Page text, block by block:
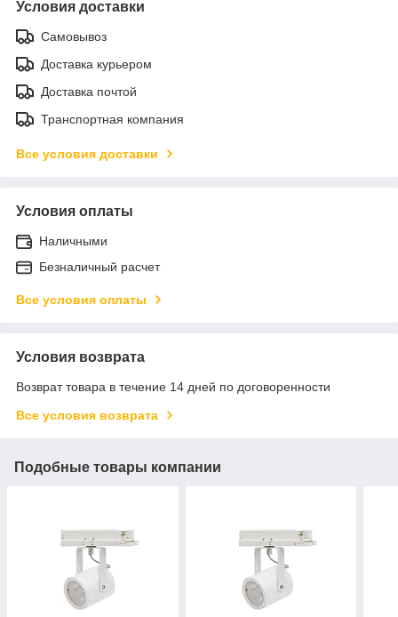
Условия доставки
Самовывоз
Доставка курьером
Доставка почтой
Транспортная компания
Все условия доставки
Условия оплаты
Наличными
Безналичный расчет
Все условия оплаты
Условия возврата
Возврат товара в течение 14 дней по договоренности
Все условия возврата
Подобные товары компании